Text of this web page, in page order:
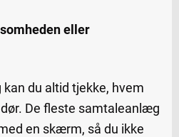
eller
du altid tjekke, hvem
De fleste samtaleanlæg
en skærm, så du ikke